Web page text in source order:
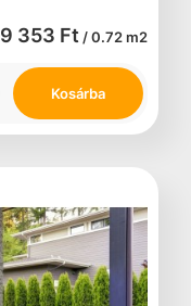
9 353 Ft / 0.72 m2
Kosárba